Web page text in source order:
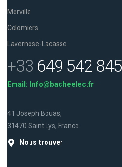
Merville
Colomiers
Lavernose-Lacasse
+33 649 542 845
Email: Info@bacheelec.fr
41 Joseph Bouas,
31470 Saint Lys, France.
Nous trouver